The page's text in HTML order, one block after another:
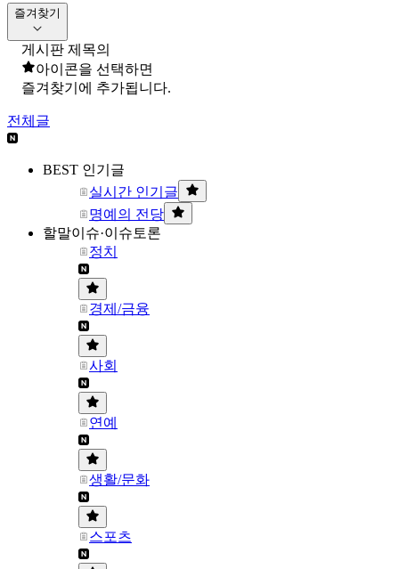
즐겨찾기
게시판 제목의
아이콘을 선택하면
즐겨찾기에 추가됩니다.
전체글
BEST 인기글
실시간 인기글
명예의 전당
할말이슈·이슈토론
정치
경제/금융
사회
연예
생활/문화
스포츠